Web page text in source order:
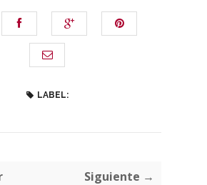
LABEL:
Siguiente →